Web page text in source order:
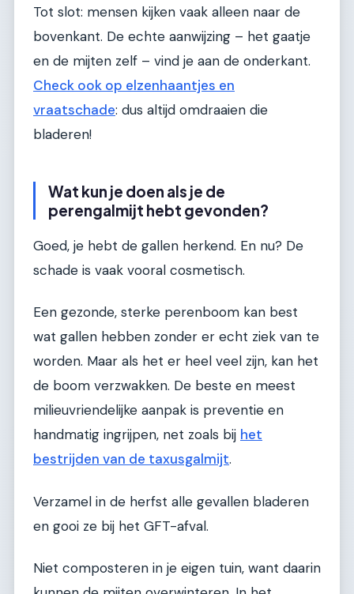
Tot slot: mensen kijken vaak alleen naar de
bovenkant. De echte aanwijzing – het gaatje
en de mijten zelf – vind je aan de onderkant.
Check ook op elzenhaantjes en
vraatschade: dus altijd omdraaien die
bladeren!
Wat kun je doen als je de
perengalmijt hebt gevonden?
Goed, je hebt de gallen herkend. En nu? De
schade is vaak vooral cosmetisch.
Een gezonde, sterke perenboom kan best
wat gallen hebben zonder er echt ziek van te
worden. Maar als het er heel veel zijn, kan het
de boom verzwakken. De beste en meest
milieuvriendelijke aanpak is preventie en
handmatig ingrijpen, net zoals bij het
bestrijden van de taxusgalmijt.
Verzamel in de herfst alle gevallen bladeren
en gooi ze bij het GFT-afval.
Niet composteren in je eigen tuin, want daarin